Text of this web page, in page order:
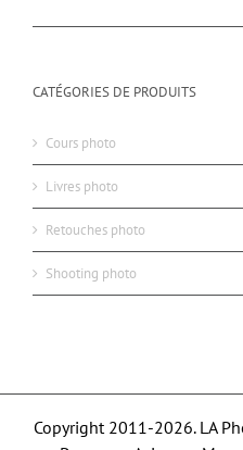
CATÉGORIES DE PRODUITS
Cours photo
Livres photo
Retouches photo
Shooting photo
Copyright 2011-2026. LA